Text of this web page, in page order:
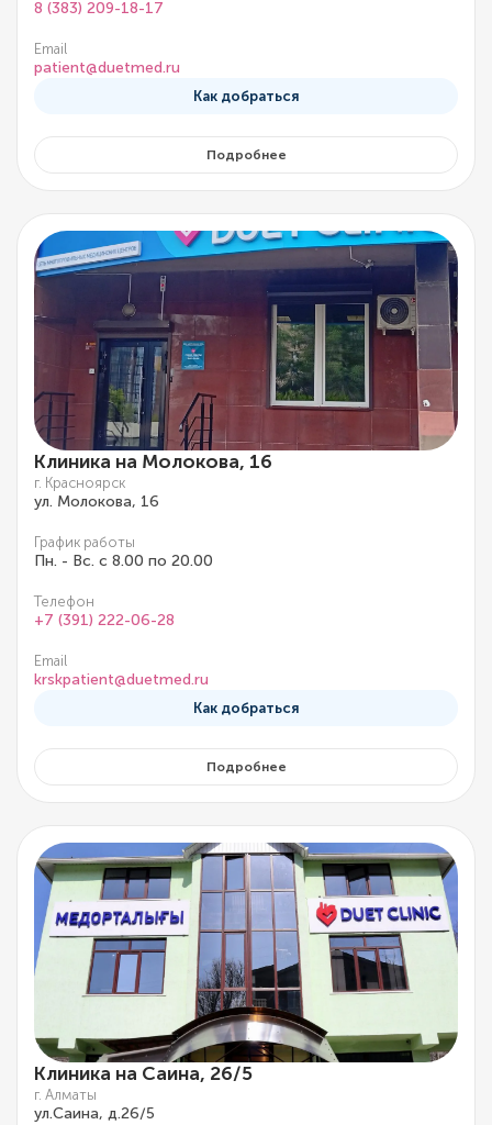
8 (383) 209-18-17
Email
patient@duetmed.ru
Как добраться
Подробнее
Клиника на Молокова, 16
г. Красноярск
ул. Молокова, 16
График работы
Пн. - Вс. с 8.00 по 20.00
Телефон
+7 (391) 222-06-28
Email
krskpatient@duetmed.ru
Как добраться
Подробнее
Клиника на Саина, 26/5
г. Алматы
ул.Саина, д.26/5